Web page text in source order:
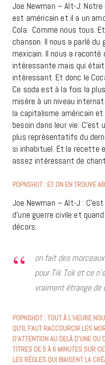
Joe Newman – Alt-J: Notre
est américain et il a un
Cola. Comme nous tous.
chanson. Il nous a parlé
mexicain. Il nous a
intéressante mais qui
intéressant. Et donc le
Ce soda est à la fois la
misère à un niveau
la capitalisme américain
besoin dans leur vie.
plus représentatifs du
si inhabituel. Et la recette
assez intéressant de
POPNSHOT : ET ON EN TROUVE
Joe Newman – Alt-J :
d’une guerre civile et
décors.
on fait des
pour Tik Tok et ce
vraiment étrange de
POPNSHOT : TOUT À L’HEURE
QU’IL FAUT RACCOURCIR LES
D’ATTENTION AU DELÀ D’UNE
TITRES DE 5 À 6 MINUTES SUR
LES RÈGLES QUI BIAISENT LA